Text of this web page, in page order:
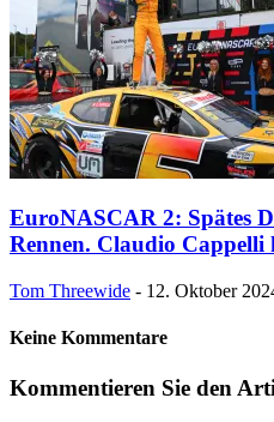
EuroNASCAR 2: Spätes
Rennen. Claudio Cappelli
Tom Threewide - 12. Oktober
Keine Kommentare
Kommentieren Sie den